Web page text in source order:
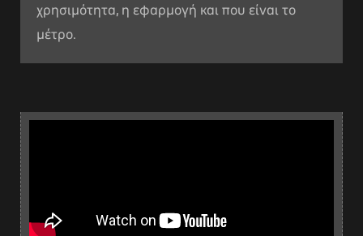
χρησιμότητα, η εφαρμογή και που είναι το
μέτρο.